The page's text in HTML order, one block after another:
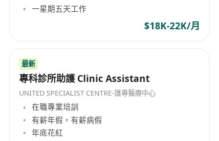
一星期五天工作
$18K-22K/月
最新
專科診所助護 Clinic Assistant
UNITED SPECIALIST CENTRE-匯專醫療中心
在職專業培訓
有薪年假，有薪病假
年底花紅